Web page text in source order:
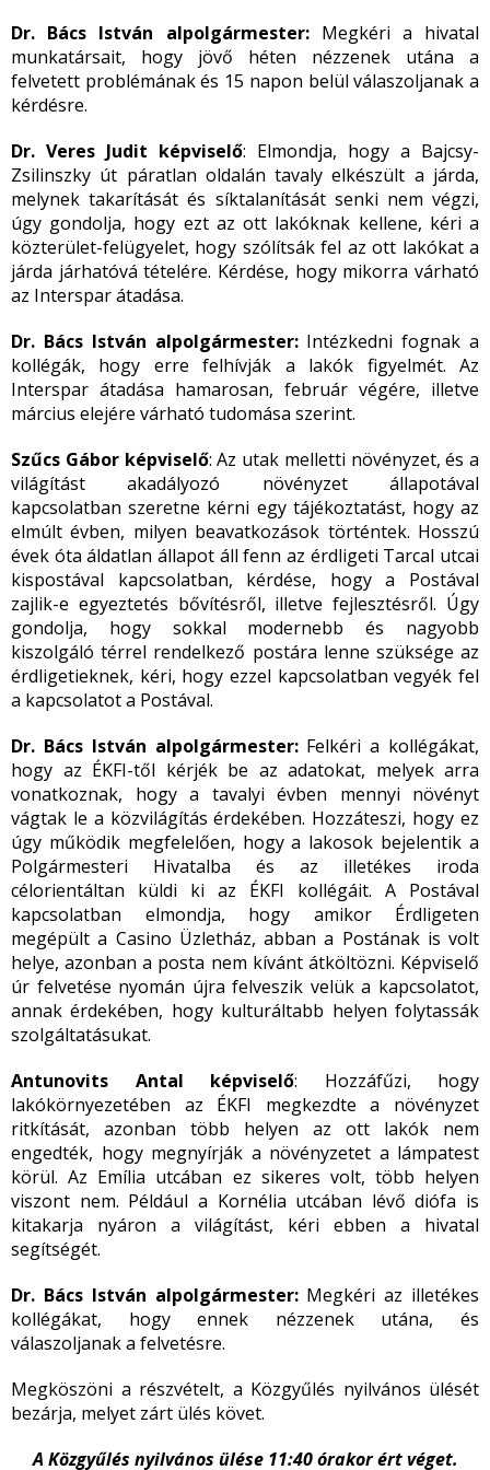
Dr. Bács István alpolgármester: Megkéri a hivatal
munkatársait, hogy jövő héten nézzenek utána a
felvetett problémának és 15 napon belül válaszoljanak a
kérdésre.
Dr. Veres Judit képviselő: Elmondja, hogy a Bajcsy-
Zsilinszky út páratlan oldalán tavaly elkészült a járda,
melynek takarítását és síktalanítását senki nem végzi,
úgy gondolja, hogy ezt az ott lakóknak kellene, kéri a
közterület-felügyelet, hogy szólítsák fel az ott lakókat a
járda járhatóvá tételére. Kérdése, hogy mikorra várható
az Interspar átadása.
Dr. Bács István alpolgármester: Intézkedni fognak a
kollégák, hogy erre felhívják a lakók figyelmét. Az
Interspar átadása hamarosan, február végére, illetve
március elejére várható tudomása szerint.
Szűcs Gábor képviselő: Az utak melletti növényzet, és a
világítást akadályozó növényzet állapotával
kapcsolatban szeretne kérni egy tájékoztatást, hogy az
elmúlt évben, milyen beavatkozások történtek. Hosszú
évek óta áldatlan állapot áll fenn az érdligeti Tarcal utcai
kispostával kapcsolatban, kérdése, hogy a Postával
zajlik-e egyeztetés bővítésről, illetve fejlesztésről. Úgy
gondolja, hogy sokkal modernebb és nagyobb
kiszolgáló térrel rendelkező postára lenne szüksége az
érdligetieknek, kéri, hogy ezzel kapcsolatban vegyék fel
a kapcsolatot a Postával.
Dr. Bács István alpolgármester: Felkéri a kollégákat,
hogy az ÉKFI-től kérjék be az adatokat, melyek arra
vonatkoznak, hogy a tavalyi évben mennyi növényt
vágtak le a közvilágítás érdekében. Hozzáteszi, hogy ez
úgy működik megfelelően, hogy a lakosok bejelentik a
Polgármesteri Hivatalba és az illetékes iroda
célorientáltan küldi ki az ÉKFI kollégáit. A Postával
kapcsolatban elmondja, hogy amikor Érdligeten
megépült a Casino Üzletház, abban a Postának is volt
helye, azonban a posta nem kívánt átköltözni. Képviselő
úr felvetése nyomán újra felveszik velük a kapcsolatot,
annak érdekében, hogy kulturáltabb helyen folytassák
szolgáltatásukat.
Antunovits Antal képviselő: Hozzáfűzi, hogy
lakókörnyezetében az ÉKFI megkezdte a növényzet
ritkítását, azonban több helyen az ott lakók nem
engedték, hogy megnyírják a növényzetet a lámpatest
körül. Az Emília utcában ez sikeres volt, több helyen
viszont nem. Például a Kornélia utcában lévő diófa is
kitakarja nyáron a világítást, kéri ebben a hivatal
segítségét.
Dr. Bács István alpolgármester: Megkéri az illetékes
kollégákat, hogy ennek nézzenek utána, és
válaszoljanak a felvetésre.
Megköszöni a részvételt, a Közgyűlés nyilvános ülését
bezárja, melyet zárt ülés követ.
A Közgyűlés nyilvános ülése 11:40 órakor ért véget.